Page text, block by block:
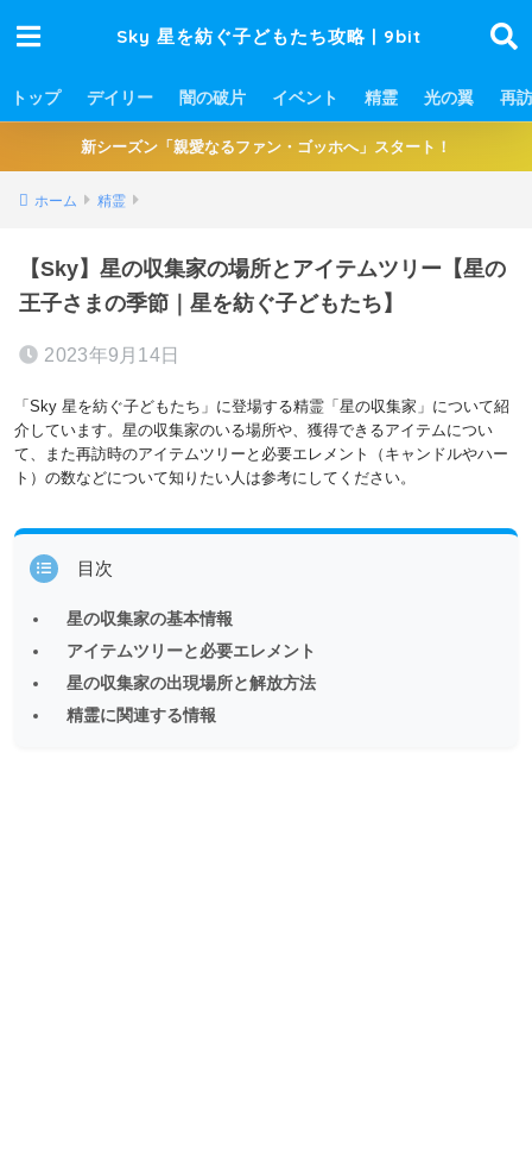
Sky 星を紡ぐ子どもたち攻略 | 9bit
トップ デイリー 闇の破片 イベント 精霊 光の翼 再訪
新シーズン「親愛なるファン・ゴッホへ」スタート！
ホーム 精霊
【Sky】星の収集家の場所とアイテムツリー【星の
王子さまの季節｜星を紡ぐ子どもたち】
2023年9月14日
「Sky 星を紡ぐ子どもたち」に登場する精霊「星の収集家」について紹
介しています。星の収集家のいる場所や、獲得できるアイテムについ
て、また再訪時のアイテムツリーと必要エレメント（キャンドルやハー
ト）の数などについて知りたい人は参考にしてください。
目次
星の収集家の基本情報
アイテムツリーと必要エレメント
星の収集家の出現場所と解放方法
精霊に関連する情報